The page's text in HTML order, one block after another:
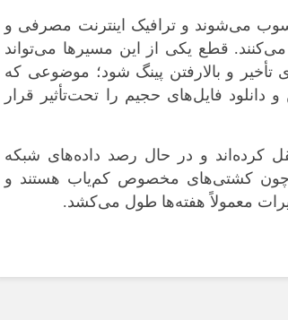
می‌شوند و ترافیک اینترنت مصرفی و
قطع یکی از این مسیرها می‌تواند
و بالارفتن پینگ شود؛ موضوعی که
فایل‌های حجیم را تحت‌تأثیر قرار
کرده‌اند و در حال رصد داده‌های شبکه
چون کشتی‌های مخصوص کم‌یاب هستند و
معمولاً هفته‌ها طول می‌کشد.